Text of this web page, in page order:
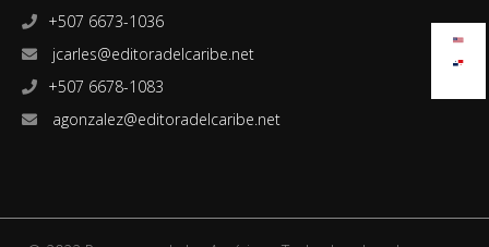
+507 6673-1036
jcarles@editoradelcaribe.net
+507 6678-1083
agonzalez@editoradelcaribe.net